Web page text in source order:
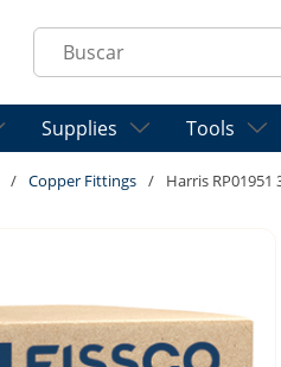
Site Search
Supplies Tools
/ Copper Fittings / Harris RP01951